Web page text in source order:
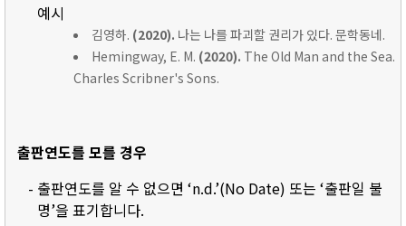
예시
김영하. (2020). 나는 나를 파괴할 권리가 있다. 문학동네.
Hemingway, E. M. (2020). The Old Man and the Sea.
Charles Scribner's Sons.
출판연도를 모를 경우
- 출판연도를 알 수 없으면 ‘n.d.’(No Date) 또는 ‘출판일 불
명’을 표기합니다.